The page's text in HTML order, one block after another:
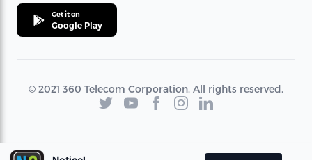
Get it on
Google Play
© 2021 360 Telecom Corporation. All rights reserved.